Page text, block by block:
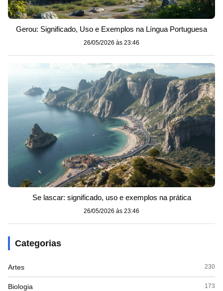
Gerou: Significado, Uso e Exemplos na Língua Portuguesa
26/05/2026 às 23:46
Se lascar: significado, uso e exemplos na prática
26/05/2026 às 23:46
Categorias
Artes 230
Biologia 173